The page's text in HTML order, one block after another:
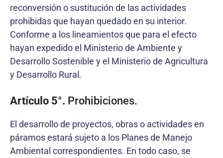
reconversión o sustitución de las actividades
prohibidas que hayan quedado en su interior.
Conforme a los lineamientos que para el efecto
hayan expedido el Ministerio de Ambiente y
Desarrollo Sostenible y el Ministerio de Agricultura
y Desarrollo Rural.
Artículo 5°. Prohibiciones.
El desarrollo de proyectos, obras o actividades en
páramos estará sujeto a los Planes de Manejo
Ambiental correspondientes. En todo caso, se